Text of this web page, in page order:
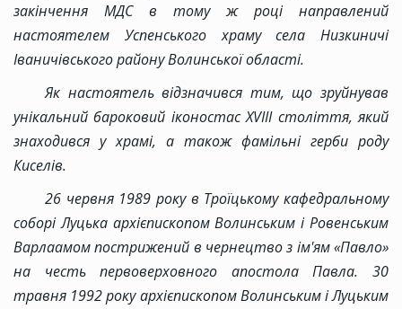
закінчення МДС в тому ж році направлений
настоятелем Успенського храму села Низкиничі
Іваничівського району Волинської області.
Як настоятель відзначився тим, що зруйнував
унікальний бароковий іконостас XVIII століття, який
знаходився у храмі, а також фамільні герби роду
Киселів.
26 червня 1989 року в Троїцькому кафедральному
соборі Луцька архієпископом Волинським і Ровенським
Варлаамом пострижений в чернецтво з ім'ям «Павло»
на честь первоверховного апостола Павла. 30
травня 1992 року архієпископом Волинським і Луцьким